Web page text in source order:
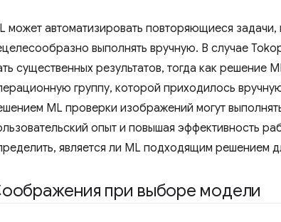
может автоматизировать повторяющиеся
выполнять вручную. В случае
существенных результатов, тогда как решение
группу, которой приходилось
ML проверки изображений могут
опыт и повышая эффективность
является ли ML подходящим решением
при выборе модели